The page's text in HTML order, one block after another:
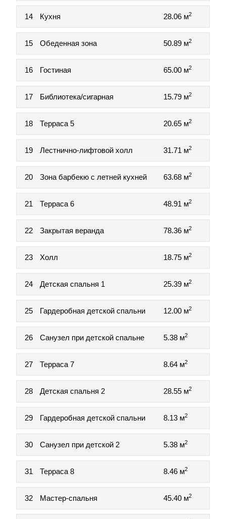
14 Кухня 28.06 м2
15 Обеденная зона 50.89 м2
16 Гостиная 65.00 м2
17 Библиотека/сигарная 15.79 м2
18 Терраса 5 20.65 м2
19 Лестнично-лифтовой холл 31.71 м2
20 Зона барбекю с летней кухней 63.68 м2
21 Терраса 6 48.91 м2
22 Закрытая веранда 78.36 м2
23 Холл 18.75 м2
24 Детская спальня 1 25.39 м2
25 Гардеробная детской спальни 12.00 м2
26 Санузел при детской спальне 5.38 м2
27 Терраса 7 8.64 м2
28 Детская спальня 2 28.55 м2
29 Гардеробная детской спальни 8.13 м2
30 Санузел при детской 2 5.38 м2
31 Терраса 8 8.46 м2
32 Мастер-спальня 45.40 м2